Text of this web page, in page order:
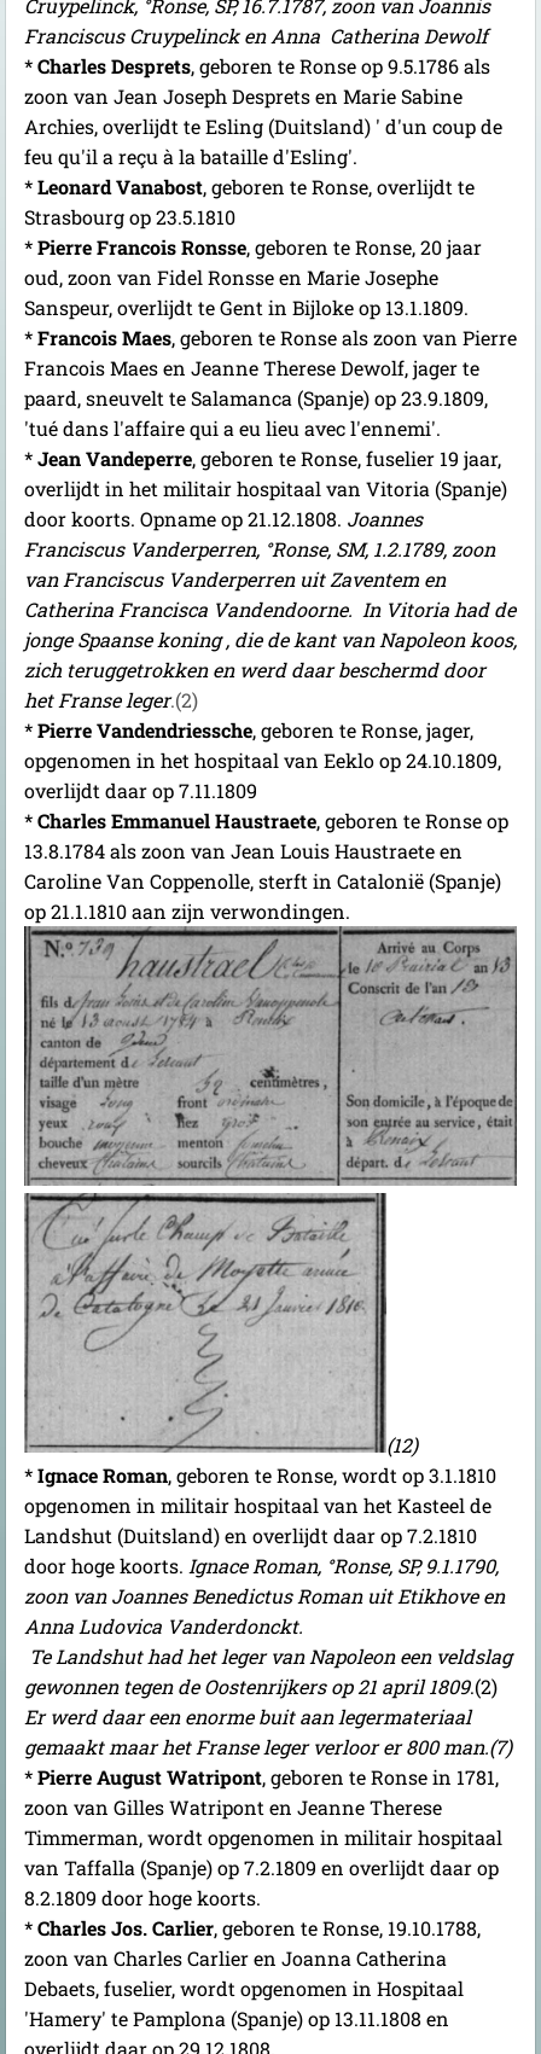
Cruypelinck, °Ronse, SP, 16.7.1787, zoon van Joannis
Franciscus Cruypelinck en Anna Catherina Dewolf
*Charles Desprets, geboren te Ronse op 9.5.1786 als
zoon van Jean Joseph Desprets en Marie Sabine
Archies, overlijdt te Esling (Duitsland) ' d'un coup de
feu qu'il a reçu à la bataille d'Esling'.
*Leonard Vanabost, geboren te Ronse, overlijdt te
Strasbourg op 23.5.1810
*Pierre Francois Ronsse, geboren te Ronse, 20 jaar
oud, zoon van Fidel Ronsse en Marie Josephe
Sanspeur, overlijdt te Gent in Bijloke op 13.1.1809.
*Francois Maes, geboren te Ronse als zoon van Pierre
Francois Maes en Jeanne Therese Dewolf, jager te
paard, sneuvelt te Salamanca (Spanje) op 23.9.1809,
'tué dans l'affaire qui a eu lieu avec l'ennemi'.
*Jean Vandeperre, geboren te Ronse, fuselier 19 jaar,
overlijdt in het militair hospitaal van Vitoria (Spanje)
door koorts. Opname op 21.12.1808. Joannes
Franciscus Vanderperren, °Ronse, SM, 1.2.1789, zoon
van Franciscus Vanderperren uit Zaventem en
Catherina Francisca Vandendoorne. In Vitoria had de
jonge Spaanse koning , die de kant van Napoleon koos,
zich teruggetrokken en werd daar beschermd door
het Franse leger.(2)
*Pierre Vandendriessche, geboren te Ronse, jager,
opgenomen in het hospitaal van Eeklo op 24.10.1809,
overlijdt daar op 7.11.1809
*Charles Emmanuel Haustraete, geboren te Ronse op
13.8.1784 als zoon van Jean Louis Haustraete en
Caroline Van Coppenolle, sterft in Catalonië (Spanje)
op 21.1.1810 aan zijn verwondingen.
(12)
*Ignace Roman, geboren te Ronse, wordt op 3.1.1810
opgenomen in militair hospitaal van het Kasteel de
Landshut (Duitsland) en overlijdt daar op 7.2.1810
door hoge koorts. Ignace Roman, °Ronse, SP, 9.1.1790,
zoon van Joannes Benedictus Roman uit Etikhove en
Anna Ludovica Vanderdonckt.
Te Landshut had het leger van Napoleon een veldslag
gewonnen tegen de Oostenrijkers op 21 april 1809.(2)
Er werd daar een enorme buit aan legermateriaal
gemaakt maar het Franse leger verloor er 800 man.(7)
*Pierre August Watripont, geboren te Ronse in 1781,
zoon van Gilles Watripont en Jeanne Therese
Timmerman, wordt opgenomen in militair hospitaal
van Taffalla (Spanje) op 7.2.1809 en overlijdt daar op
8.2.1809 door hoge koorts.
*Charles Jos. Carlier, geboren te Ronse, 19.10.1788,
zoon van Charles Carlier en Joanna Catherina
Debaets, fuselier, wordt opgenomen in Hospitaal
'Hamery' te Pamplona (Spanje) op 13.11.1808 en
overlijdt daar op 29.12.1808.